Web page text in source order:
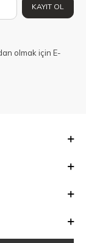
KAYIT OL
olmak için E-